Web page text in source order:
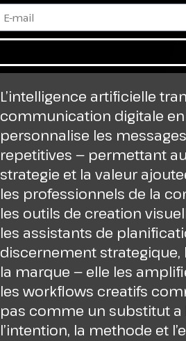
L’intelligence artificielle
communication digitale
personnalise les
repetitives — permettant
strategie et la valeur
les professionnels de la
les outils de creation
les assistants de
discernement
la marque — elle les
les workflows creatifs
pas comme un substitut a
l’intention, la methode et